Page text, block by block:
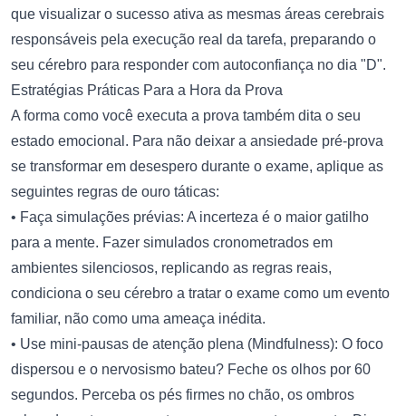
que visualizar o sucesso ativa as mesmas áreas cerebrais
responsáveis pela execução real da tarefa, preparando o
seu cérebro para responder com autoconfiança no dia "D".
Estratégias Práticas Para a Hora da Prova
A forma como você executa a prova também dita o seu
estado emocional. Para não deixar a ansiedade pré-prova
se transformar em desespero durante o exame, aplique as
seguintes regras de ouro táticas:
• Faça simulações prévias: A incerteza é o maior gatilho
para a mente. Fazer simulados cronometrados em
ambientes silenciosos, replicando as regras reais,
condiciona o seu cérebro a tratar o exame como um evento
familiar, não como uma ameaça inédita.
• Use mini-pausas de atenção plena (Mindfulness): O foco
dispersou e o nervosismo bateu? Feche os olhos por 60
segundos. Perceba os pés firmes no chão, os ombros